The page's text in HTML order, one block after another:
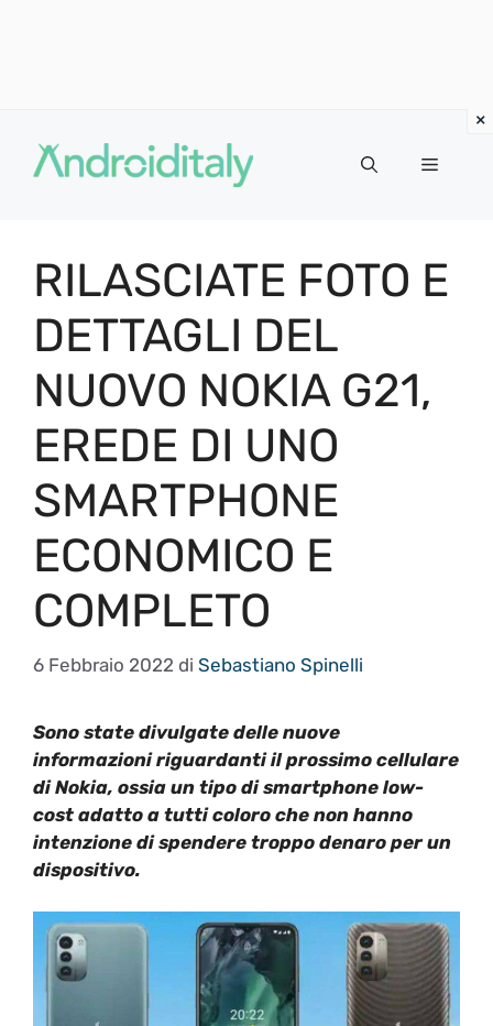
contenuto
MENU
RILASCIATE FOTO E
DETTAGLI DEL
NUOVO NOKIA G21,
EREDE DI UNO
SMARTPHONE
ECONOMICO E
COMPLETO
6 Febbraio 2022 di Sebastiano Spinelli
Sono state divulgate delle nuove
informazioni riguardanti il prossimo cellulare
di Nokia, ossia un tipo di smartphone low-
cost adatto a tutti coloro che non hanno
intenzione di spendere troppo denaro per un
dispositivo.